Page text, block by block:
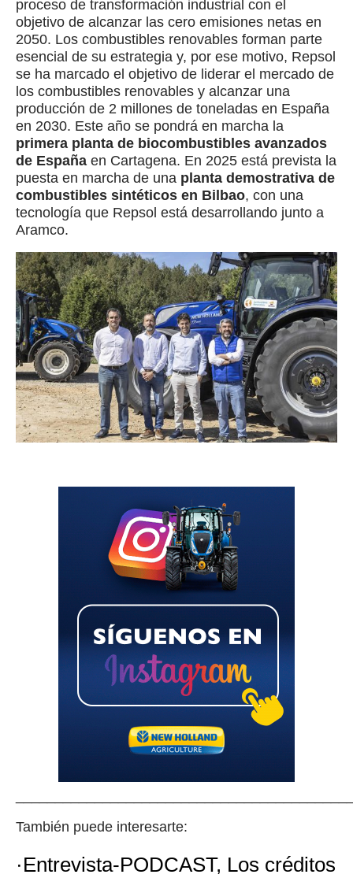
proceso de transformación industrial con el
objetivo de alcanzar las cero emisiones netas en
2050. Los combustibles renovables forman parte
esencial de su estrategia y, por ese motivo, Repsol
se ha marcado el objetivo de liderar el mercado de
los combustibles renovables y alcanzar una
producción de 2 millones de toneladas en España
en 2030. Este año se pondrá en marcha la
primera planta de biocombustibles avanzados
de España en Cartagena. En 2025 está prevista la
puesta en marcha de una planta demostrativa de
combustibles sintéticos en Bilbao, con una
tecnología que Repsol está desarrollando junto a
Aramco.
También puede interesarte:
·Entrevista-PODCAST, Los créditos